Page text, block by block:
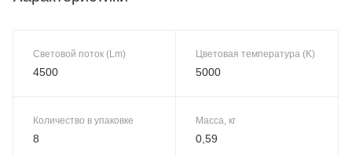
Световой поток (Lm)
4500
Цветовая температура (K)
5000
Количество в упаковке
8
Масса, кг
0,59